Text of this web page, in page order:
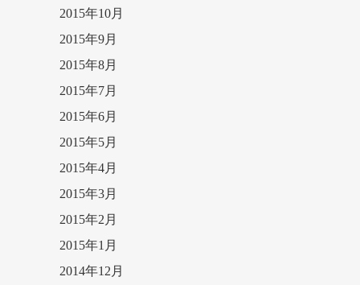
2015年10月
2015年9月
2015年8月
2015年7月
2015年6月
2015年5月
2015年4月
2015年3月
2015年2月
2015年1月
2014年12月